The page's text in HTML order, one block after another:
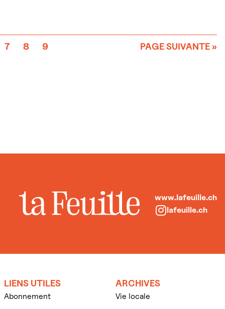
7 8 9 PAGE SUIVANTE »
www.lafeuille.ch
lafeuille.ch
LIENS UTILES
Abonnement
ARCHIVES
Vie locale